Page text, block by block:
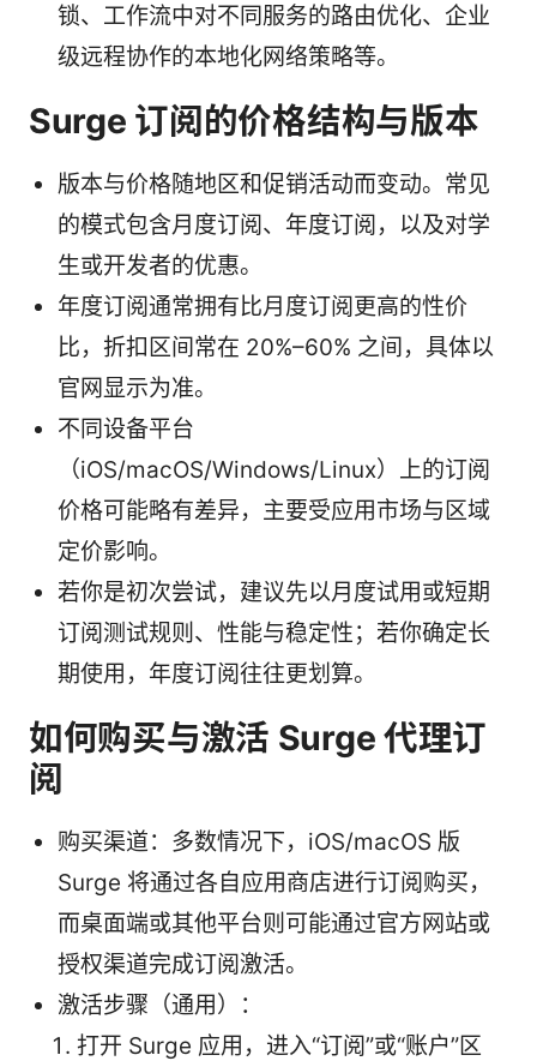
锁、工作流中对不同服务的路由优化、企业
级远程协作的本地化网络策略等。
Surge 订阅的价格结构与版本
版本与价格随地区和促销活动而变动。常见
的模式包含月度订阅、年度订阅，以及对学
生或开发者的优惠。
年度订阅通常拥有比月度订阅更高的性价
比，折扣区间常在 20%–60% 之间，具体以
官网显示为准。
不同设备平台
（iOS/macOS/Windows/Linux）上的订阅
价格可能略有差异，主要受应用市场与区域
定价影响。
若你是初次尝试，建议先以月度试用或短期
订阅测试规则、性能与稳定性；若你确定长
期使用，年度订阅往往更划算。
如何购买与激活 Surge 代理订
阅
购买渠道：多数情况下，iOS/macOS 版
Surge 将通过各自应用商店进行订阅购买，
而桌面端或其他平台则可能通过官方网站或
授权渠道完成订阅激活。
激活步骤（通用）：
打开 Surge 应用，进入“订阅”或“账户”区